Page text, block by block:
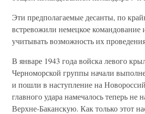
Эти предполагаемые десанты, по
встревожили немецкое командование
учитывать возможность их
В январе 1943 года войска левого
Черноморской группы начали
и пошли в наступление на
главного удара намечалось теперь
Верхне-Баканскую. Как только этот